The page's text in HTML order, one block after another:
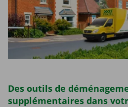
Des outils de
supplémentaires dans